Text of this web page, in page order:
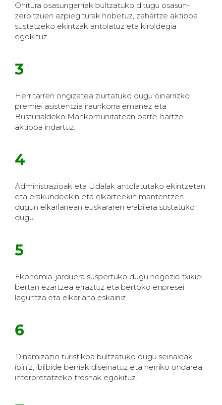
Ohitura osasungarriak bultzatuko ditugu osasun-
zerbitzuen azpiegiturak hobetuz, zahartze aktiboa
sustatzeko ekintzak antolatuz eta kiroldegia
egokituz.
3
Herritarren ongizatea ziurtatuko dugu oinarrizko
premiei asistentzia iraunkorra emanez eta
Busturialdeko Mankomunitatean parte-hartze
aktiboa indartuz.
4
Administrazioak eta Udalak antolatutako ekintzetan
eta erakundeekin eta elkarteekin mantentzen
dugun elkarlanean euskararen erabilera sustatuko
dugu.
5
Ekonomia-jarduera suspertuko dugu negozio txikiei
bertan ezartzea erraztuz eta bertoko enpresei
laguntza eta elkarlana eskainiz.
6
Dinamizazio turistikoa bultzatuko dugu seinaleak
ipiniz, ibilbide berriak diseinatuz eta herriko ondarea
interpretatzeko tresnak egokituz.